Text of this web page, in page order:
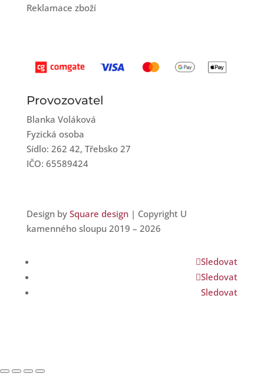
Reklamace zboží
Provozovatel
Blanka Voláková
Fyzická osoba
Sídlo: 262 42, Třebsko 27
IČO: 65589424
Design by Square design| Copyright U
kamenného sloupu 2019 – 2026
Sledovat
Sledovat
Sledovat